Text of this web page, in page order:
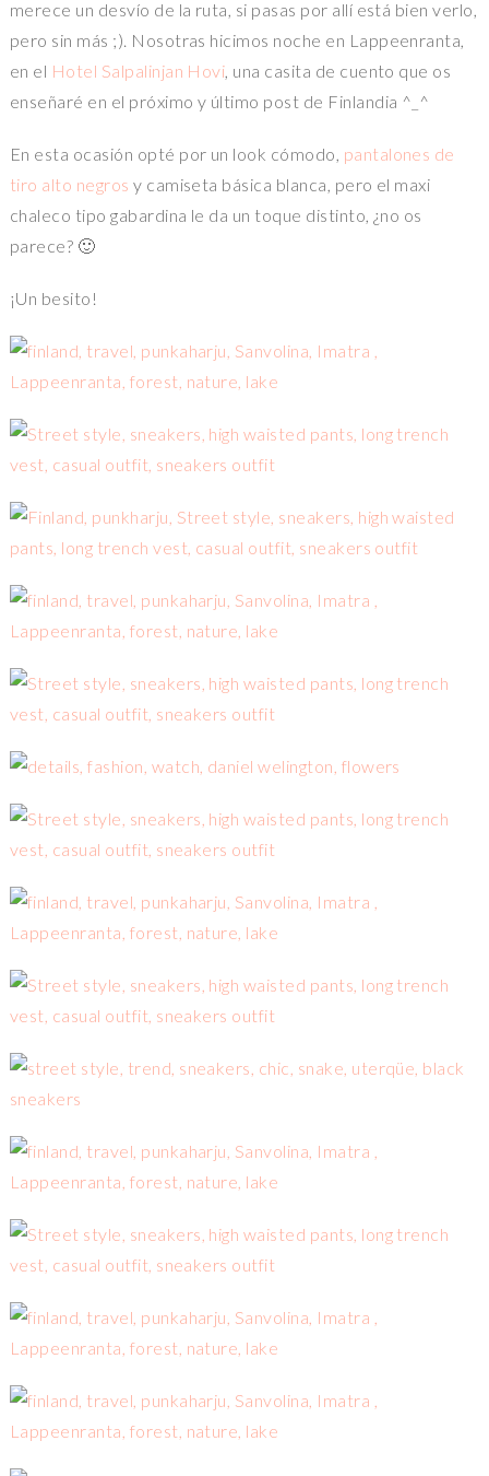
merece un desvío de la ruta, si pasas por allí está bien verlo,
pero sin más ;). Nosotras hicimos noche en Lappeenranta,
en el Hotel Salpalinjan Hovi, una casita de cuento que os
enseñaré en el próximo y último post de Finlandia ^_^
En esta ocasión opté por un look cómodo, pantalones de
tiro alto negros y camiseta básica blanca, pero el maxi
chaleco tipo gabardina le da un toque distinto, ¿no os
parece? 🙂
¡Un besito!